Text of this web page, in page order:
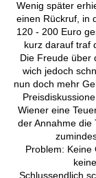
Wenig später
einen Rückruf, in
120 - 200 Euro
kurz darauf traf
Die Freude über
wich jedoch
nun doch mehr
Wiener eine
der Annahme die
Problem: Keine
Schlussendlich